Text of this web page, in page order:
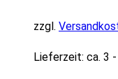
zzgl.
Lieferzeit: ca. 3